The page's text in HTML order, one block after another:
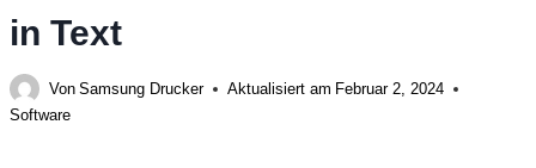
in Text
Von Samsung Drucker Aktualisiert am Februar 2, 2024
Software